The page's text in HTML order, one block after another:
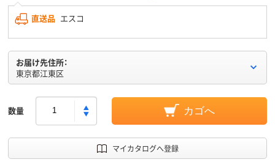
直送品 エスコ
お届け先住所：
東京都江東区
数量 カゴへ
マイカタログへ登録